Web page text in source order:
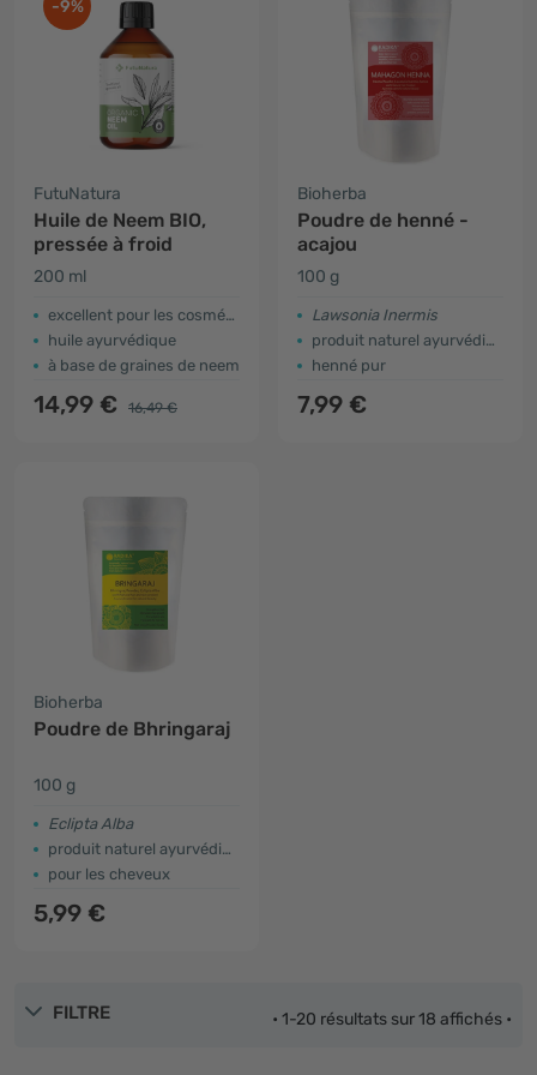
-9%
FutuNatura
Huile de Neem BIO,
pressée à froid
200 ml
excellent pour les cosmétiques
huile ayurvédique
à base de graines de neem
14,99 € 16,49 €
Bioherba
Poudre de henné -
acajou
100 g
Lawsonia Inermis
produit naturel ayurvédique
henné pur
7,99 €
Bioherba
Poudre de Bhringaraj
100 g
Eclipta Alba
produit naturel ayurvédique
pour les cheveux
5,99 €
FILTRE • 1-20 résultats sur 18 affichés •